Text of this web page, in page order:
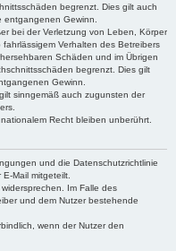
begrenzt. Dies gilt auch
Gewinn.
bei der Verletzung von Leben, Körper
Verhalten des Betreibers
Schäden und im Übrigen
begrenzt. Dies gilt
Gewinn.
sinngemäß auch zugunsten der
Recht bleiben unberührt.
und die Datenschutzrichtlinie
Mail mitgeteilt.
Im Falle des
und dem Nutzer bestehende
wenn der Nutzer den